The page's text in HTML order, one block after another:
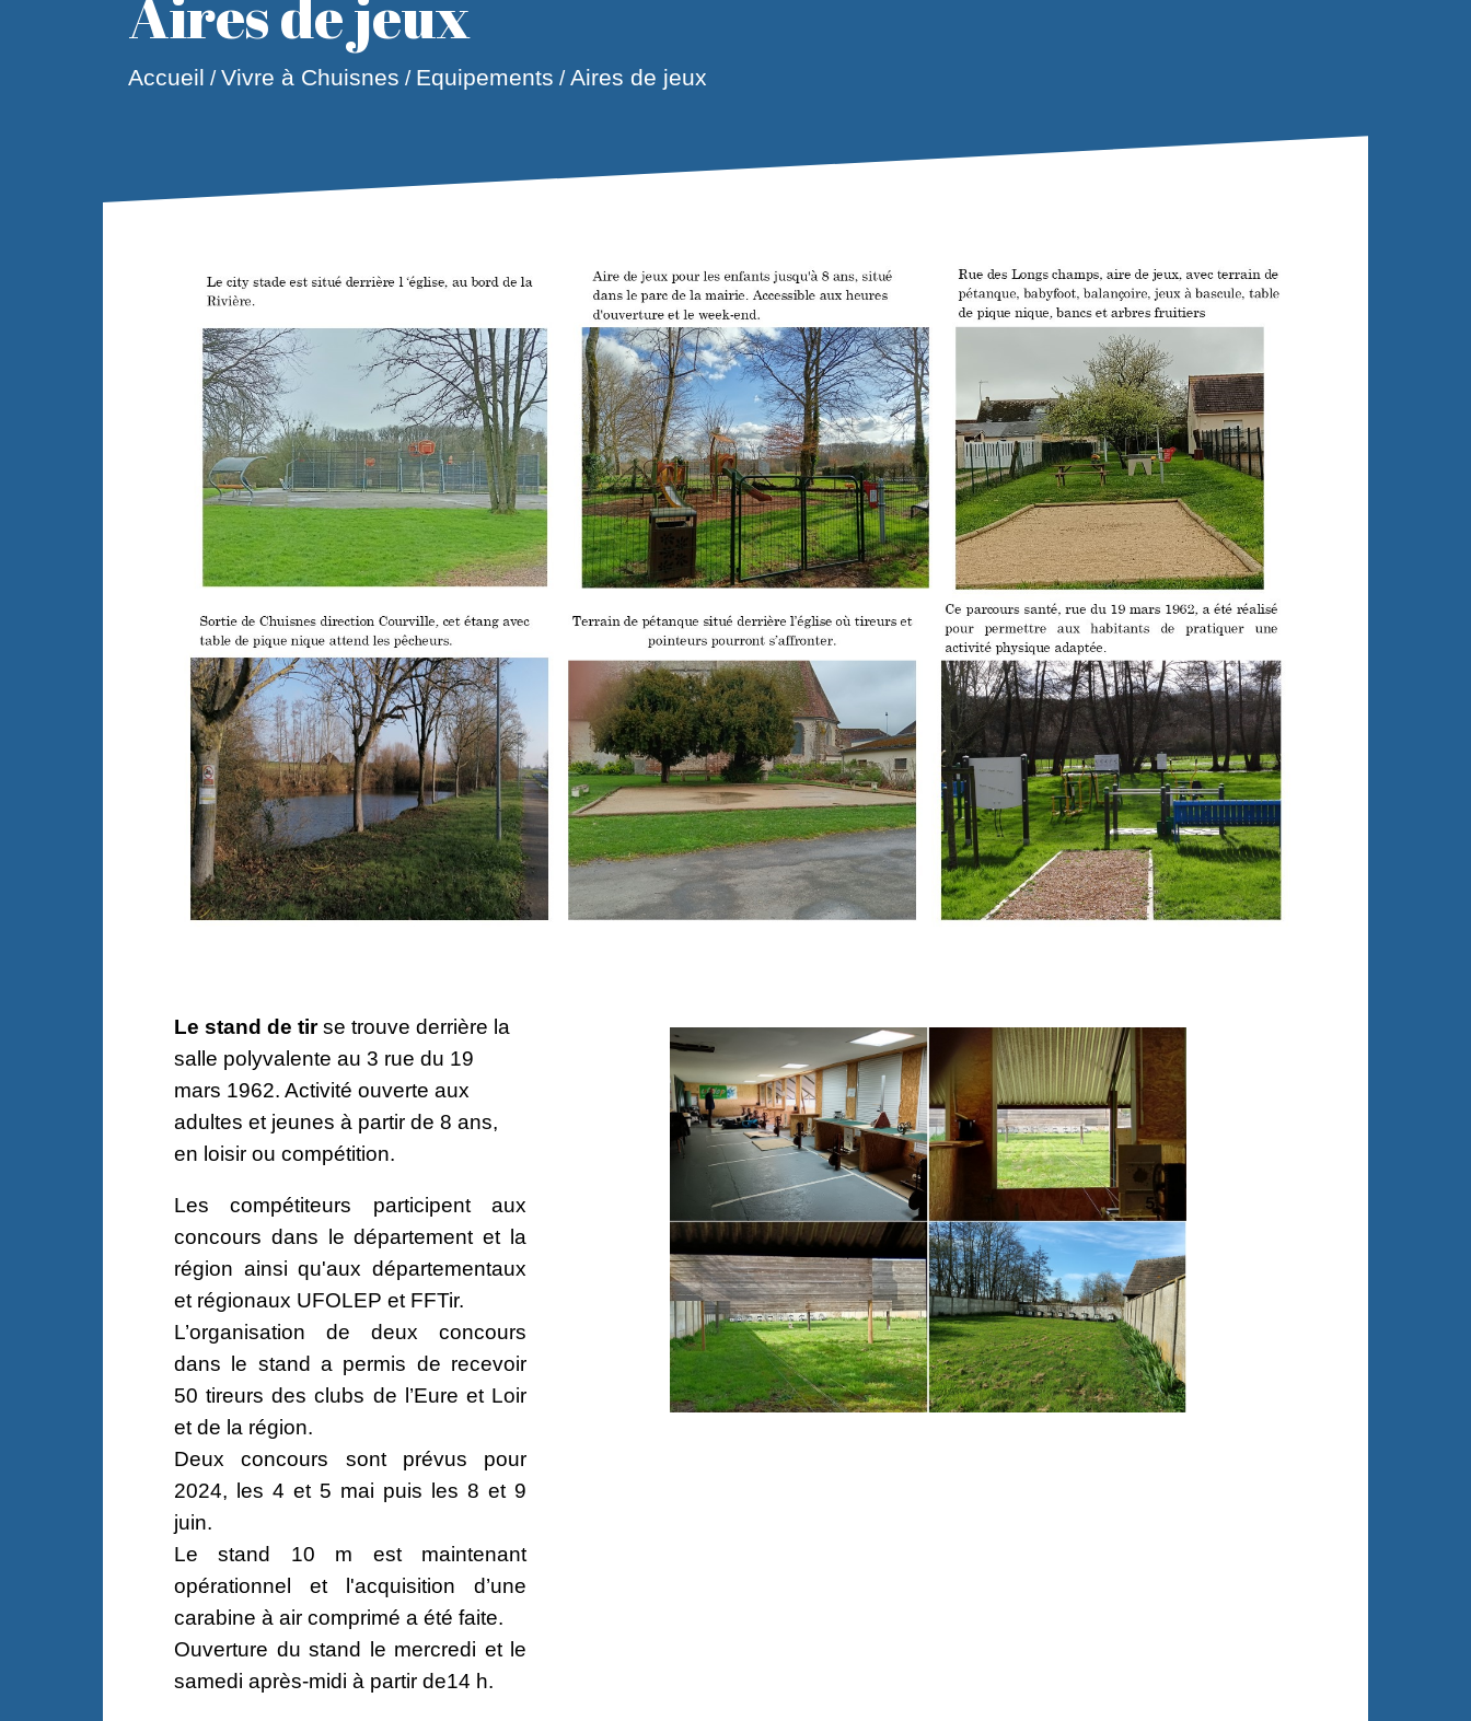
Aires de jeux
Accueil /Vivre à Chuisnes / Equipements /Aires de jeux
Le stand de tirse trouve derrière la
salle polyvalente au 3 rue du 19
mars 1962. Activité ouverte aux
adultes et jeunes à partir de 8 ans,
en loisir ou compétition.
Les compétiteurs participent aux
concours dans le département et la
région ainsi qu'aux départementaux
et régionaux UFOLEP et FFTir.
L’organisation de deux concours
dans le stand a permis de recevoir
50 tireurs des clubs de l’Eure et Loir
et de la région.
Deux concours sont prévus pour
2024, les 4 et 5 mai puis les 8 et 9
juin.
Le stand 10 m est maintenant
opérationnel et l'acquisition d’une
carabine à air comprimé a été faite.
Ouverture du stand le mercredi et le
samedi après-midi à partir de14 h.